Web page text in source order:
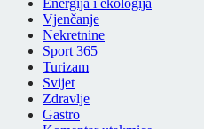
Energija i ekologija
Vjenčanje
Nekretnine
Sport 365
Turizam
Svijet
Zdravlje
Gastro